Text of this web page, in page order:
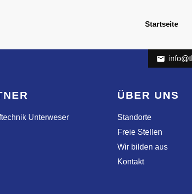
Startseite
Unterweser
ÜBER UNS
Standorte
Freie Stellen
Wir bilden aus
Kontakt